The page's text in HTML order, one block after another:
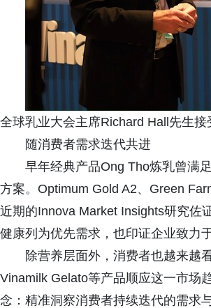
全球乳业大会主席Richard Hall先生
随消费者需求迭代共进
早年经典产品Ong Tho炼乳曾满
方案。Optimum Gold A2、Green
近期的Innova Market Insights研究佐
健康列为优先需求，也印证企业致力
除营养层面外，消费者也越来越
Vinamilk Gelato等产品顺应这一市场
念：精准洞察消费者持续迭代的需求与